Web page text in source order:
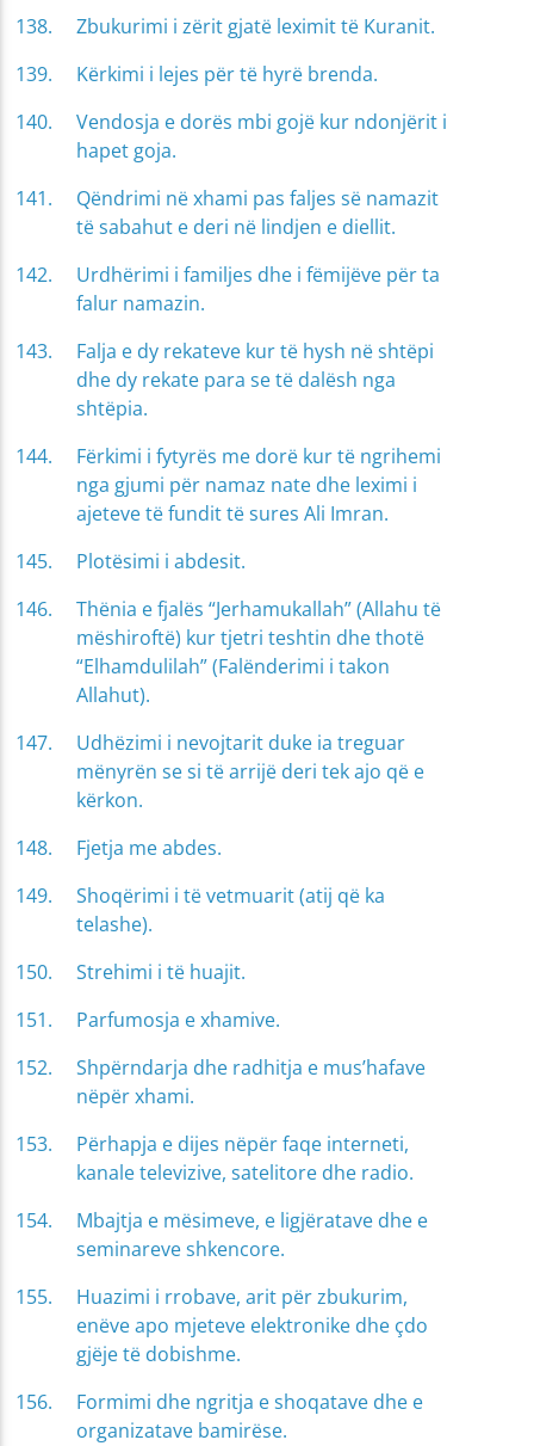
Zbukurimi i zërit gjatë leximit të Kuranit.
Kërkimi i lejes për të hyrë brenda.
Vendosja e dorës mbi gojë kur ndonjërit i
hapet goja.
Qëndrimi në xhami pas faljes së namazit
të sabahut e deri në lindjen e diellit.
Urdhërimi i familjes dhe i fëmijëve për ta
falur namazin.
Falja e dy rekateve kur të hysh në shtëpi
dhe dy rekate para se të dalësh nga
shtëpia.
Fërkimi i fytyrës me dorë kur të ngrihemi
nga gjumi për namaz nate dhe leximi i
ajeteve të fundit të sures Ali Imran.
Plotësimi i abdesit.
Thënia e fjalës “Jerhamukallah” (Allahu të
mëshiroftë) kur tjetri teshtin dhe thotë
“Elhamdulilah” (Falënderimi i takon
Allahut).
Udhëzimi i nevojtarit duke ia treguar
mënyrën se si të arrijë deri tek ajo që e
kërkon.
Fjetja me abdes.
Shoqërimi i të vetmuarit (atij që ka
telashe).
Strehimi i të huajit.
Parfumosja e xhamive.
Shpërndarja dhe radhitja e mus’hafave
nëpër xhami.
Përhapja e dijes nëpër faqe interneti,
kanale televizive, satelitore dhe radio.
Mbajtja e mësimeve, e ligjëratave dhe e
seminareve shkencore.
Huazimi i rrobave, arit për zbukurim,
enëve apo mjeteve elektronike dhe çdo
gjëje të dobishme.
Formimi dhe ngritja e shoqatave dhe e
organizatave bamirëse.